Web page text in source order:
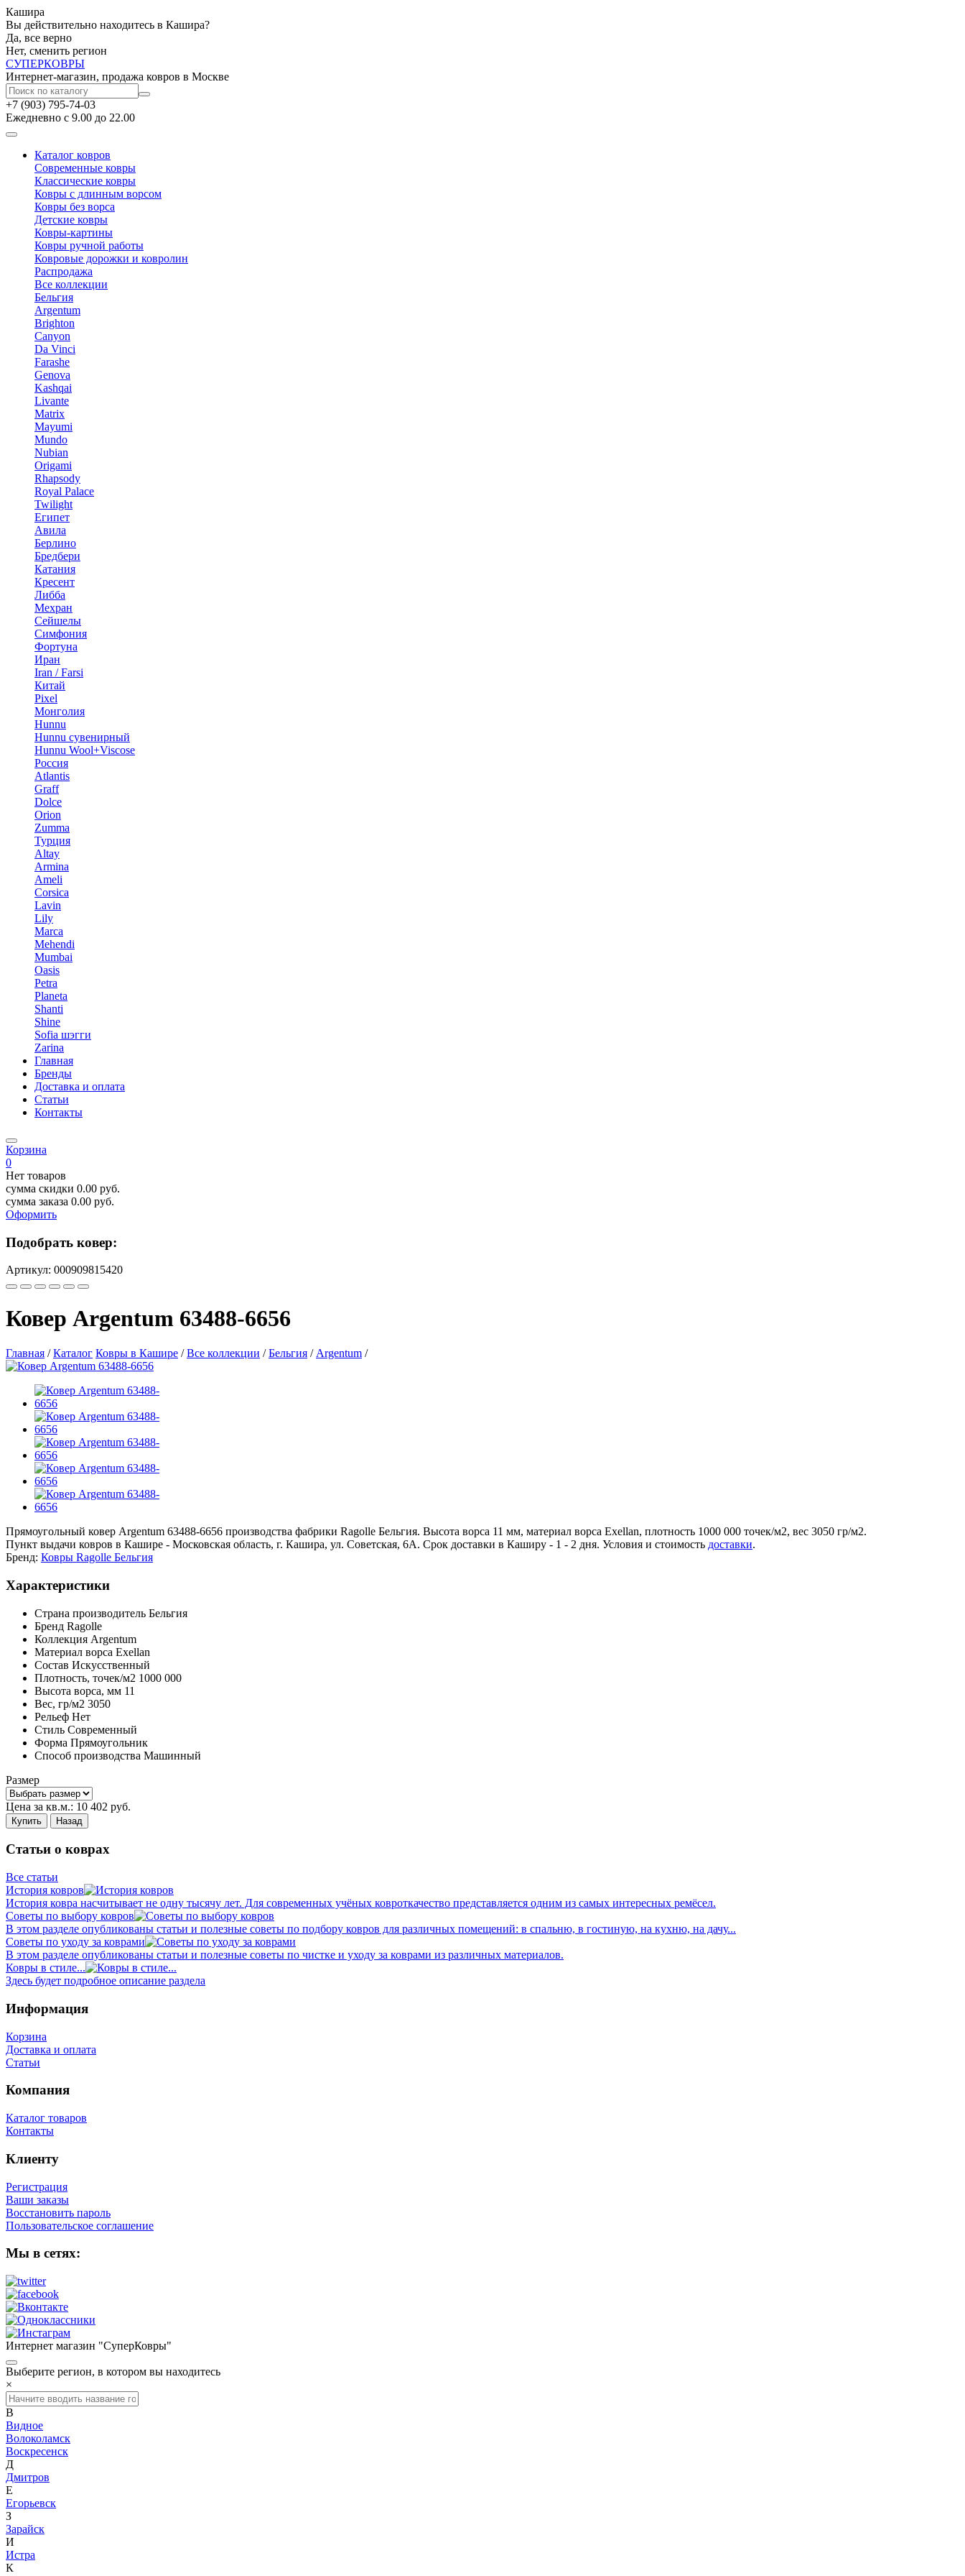
Кашира
Вы действительно находитесь в Кашира?
Да, все верно
Нет, сменить регион
СУПЕРКОВРЫ
Интернет-магазин, продажа ковров в Москве
+7 (903) 795-74-03
Ежедневно с 9.00 до 22.00
Каталог ковров
Современные ковры
Классические ковры
Ковры с длинным ворсом
Ковры без ворса
Детские ковры
Ковры-картины
Ковры ручной работы
Ковровые дорожки и ковролин
Распродажа
Все коллекции
Бельгия
Argentum
Brighton
Canyon
Da Vinci
Farashe
Genova
Kashqai
Livante
Matrix
Mayumi
Mundo
Nubian
Origami
Rhapsody
Royal Palace
Twilight
Египет
Авила
Берлино
Бредбери
Катания
Кресент
Либба
Мехран
Сейшелы
Симфония
Фортуна
Иран
Iran / Farsi
Китай
Pixel
Монголия
Hunnu
Hunnu сувенирный
Hunnu Wool+Viscose
Россия
Atlantis
Graff
Dolce
Orion
Zumma
Турция
Altay
Armina
Ameli
Corsica
Lavin
Lily
Marca
Mehendi
Mumbai
Oasis
Petra
Planeta
Shanti
Shine
Sofia шэгги
Zarina
Главная
Бренды
Доставка и оплата
Статьи
Контакты
Корзина
0
Нет товаров
сумма скидки 0.00 руб.
сумма заказа 0.00 руб.
Оформить
Подобрать ковер:
Артикул: 000909815420
Ковер Argentum 63488-6656
Главная / Каталог Ковры в Кашире / Все коллекции / Бельгия / Argentum /
Прямоугольный ковер Argentum 63488-6656 производства фабрики Ragolle Бельгия. Высота ворса 11 мм, материал ворса Exellan, плотность 1000 000 точек/м2, вес 3050 гр/м2.
Пункт выдачи ковров в Кашире - Московская область, г. Кашира, ул. Советская, 6А. Срок доставки в Каширу - 1 - 2 дня. Условия и стоимость доставки.
Бренд: Ковры Ragolle Бельгия
Характеристики
Страна производитель Бельгия
Бренд Ragolle
Коллекция Argentum
Материал ворса Exellan
Состав Искусственный
Плотность, точек/м2 1000 000
Высота ворса, мм 11
Вес, гр/м2 3050
Рельеф Нет
Стиль Современный
Форма Прямоугольник
Способ производства Машинный
Размер
Цена за кв.м.: 10 402 руб.
Купить Назад
Статьи о коврах
Все статьи
История ковров
История ковра насчитывает не одну тысячу лет. Для современных учёных ковроткачество представляется одним из самых интересных ремёсел.
Советы по выбору ковров
В этом разделе опубликованы статьи и полезные советы по подбору ковров для различных помещений: в спальню, в гостиную, на кухню, на дачу...
Советы по уходу за коврами
В этом разделе опубликованы статьи и полезные советы по чистке и уходу за коврами из различных материалов.
Ковры в стиле...
Здесь будет подробное описание раздела
Информация
Корзина
Доставка и оплата
Статьи
Компания
Каталог товаров
Контакты
Клиенту
Регистрация
Ваши заказы
Восстановить пароль
Пользовательское соглашение
Мы в сетях:
Интернет магазин "СуперКовры"
Выберите регион, в котором вы находитесь
×
В
Видное
Волоколамск
Воскресенск
Д
Дмитров
Е
Егорьевск
З
Зарайск
И
Истра
К